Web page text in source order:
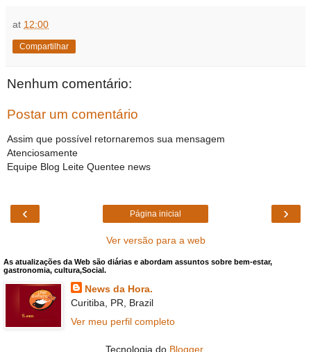
at 12:00
Compartilhar
Nenhum comentário:
Postar um comentário
Assim que possível retornaremos sua mensagem
Atenciosamente
Equipe Blog Leite Quentee news
‹ ›
Página inicial
Ver versão para a web
As atualizações da Web são diárias e abordam assuntos sobre bem-estar,
gastronomia, cultura,Social.
News da Hora.
Curitiba, PR, Brazil
Ver meu perfil completo
Tecnologia do Blogger.